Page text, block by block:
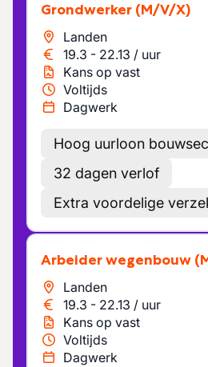
Grondwerker (M/V/X)
Landen
19.3 - 22.13 / uur
Kans op vast
Voltijds
Dagwerk
Hoog uurloon
32 dagen verlof
Extra voordelige
Arbeider wegenbouw
Landen
19.3 - 22.13 / uur
Kans op vast
Voltijds
Dagwerk